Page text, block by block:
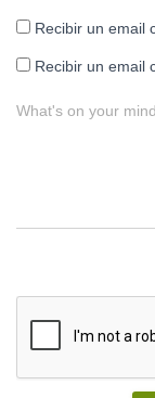
Recibir un email
Recibir un email
What's on your